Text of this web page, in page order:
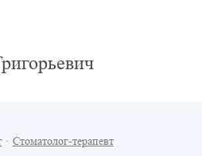
· Стоматолог-терапевт